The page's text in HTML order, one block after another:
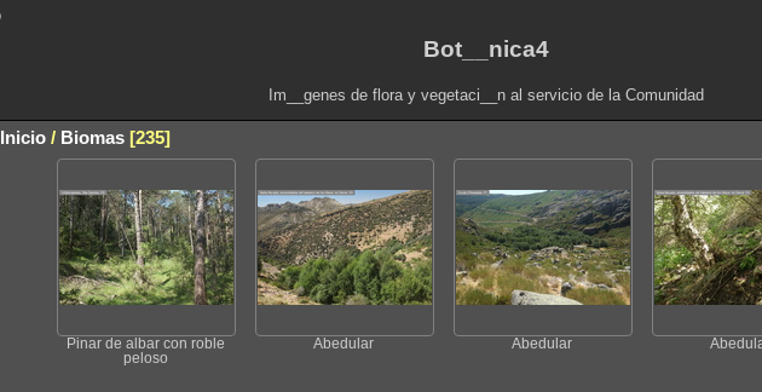
Bot__nica4
Im__genes de flora y vegetaci__n al servicio de la Comunidad
Inicio/ Biomas[235]
Pinar de albar con roble
peloso
Abedular Abedular